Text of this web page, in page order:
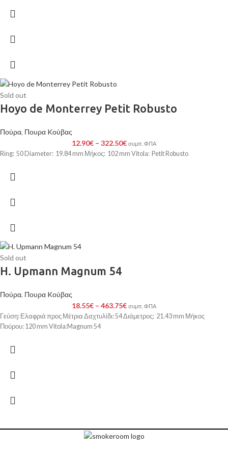
Sold out
Hoyo de Monterrey Petit Robusto
Πούρα, Πουρα Kούβας
12.90€ – 322.50€ συμπ. ΦΠΑ
Ring: 50 Diameter: 19.84 mm Μήκος: 102 mm Vitola: Petit Robusto
Sold out
H. Upmann Magnum 54
Πούρα, Πουρα Kούβας
18.55€ – 463.75€ συμπ. ΦΠΑ
Γεύση: Ελαφριά προς Μέτρια Δαχτυλίδι: 54 Διάμετρος: 21.43 mm Μήκος
Πούρου: 120 mm Vitola:Magnum 54